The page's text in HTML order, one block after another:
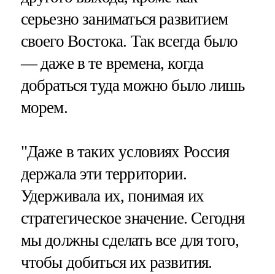
серьезно заниматься развитием
своего Востока. Так всегда было
— даже в те времена, когда
добраться туда можно было лишь
морем.
"Даже в таких условиях Россия
держала эти территории.
Удерживала их, понимая их
стратегическое значение. Сегодня
мы должны сделать все для того,
чтобы добиться их развития.